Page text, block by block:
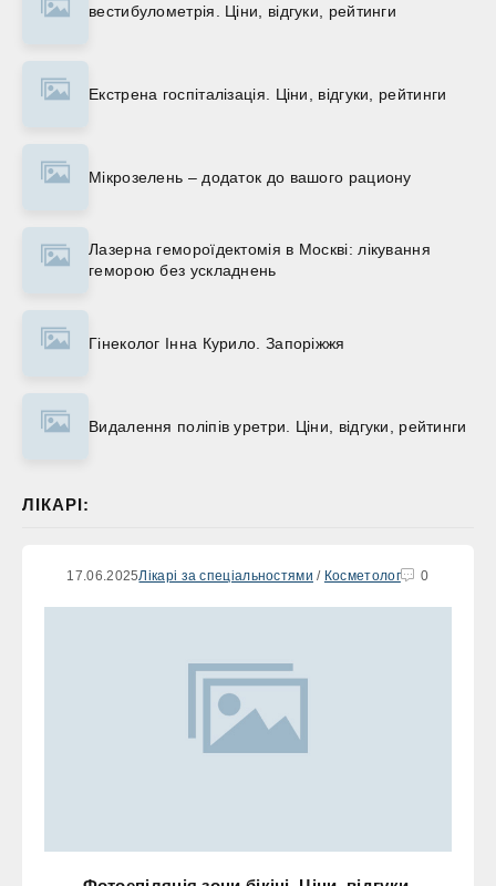
вестибулометрія. Ціни, відгуки, рейтинги
Екстрена госпіталізація. Ціни, відгуки, рейтинги
Мікрозелень – додаток до вашого рациону
Лазерна гемороїдектомія в Москві: лікування
геморою без ускладнень
Гінеколог Інна Курило. Запоріжжя
Видалення поліпів уретри. Ціни, відгуки, рейтинги
ЛІКАРІ:
17.06.2025Лікарі за спеціальностями / Косметолог 0